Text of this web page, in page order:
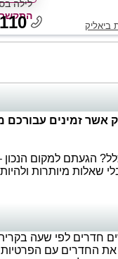
ביאליק
לילה
התקשר
אשר זמינים עבורכם
הגעתם למקום הנכון
שאלות מיותרות
חדרים לפי שעה בקרית
החדרים עם הפרטיות